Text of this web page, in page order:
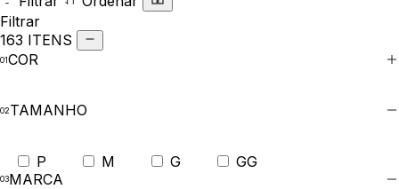
Filtrar
163 ITENS
COR
TAMANHO
P M G
GG
MARCA